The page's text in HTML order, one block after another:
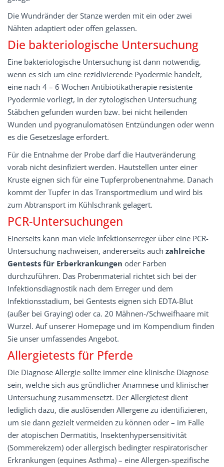
Die Wundränder der Stanze werden mit ein oder zwei
Nähten adaptiert oder offen gelassen.
Die bakteriologische Untersuchung
Eine bakteriologische Untersuchung ist dann notwendig,
wenn es sich um eine rezidivierende Pyodermie handelt,
eine nach 4 – 6 Wochen Antibiotikatherapie resistente
Pyodermie vorliegt, in der zytologischen Untersuchung
Stäbchen gefunden wurden bzw. bei nicht heilenden
Wunden und pyogranulomatösen Entzündungen oder wenn
es die Gesetzeslage erfordert.
Für die Entnahme der Probe darf die Hautveränderung
vorab nicht desinfiziert werden. Hautstellen unter einer
Kruste eignen sich für eine Tupferprobenentnahme. Danach
kommt der Tupfer in das Transportmedium und wird bis
zum Abtransport im Kühlschrank gelagert.
PCR-Untersuchungen
Einerseits kann man viele Infektionserreger über eine PCR-
Untersuchung nachweisen, andererseits auch zahlreiche
Gentests für Erberkrankungen oder Farben
durchzuführen. Das Probenmaterial richtet sich bei der
Infektionsdiagnostik nach dem Erreger und dem
Infektionsstadium, bei Gentests eignen sich EDTA-Blut
(außer bei Graying) oder ca. 20 Mähnen-/Schweifhaare mit
Wurzel. Auf unserer Homepage und im Kompendium finden
Sie unser umfassendes Angebot.
Allergietests für Pferde
Die Diagnose Allergie sollte immer eine klinische Diagnose
sein, welche sich aus gründlicher Anamnese und klinischer
Untersuchung zusammensetzt. Der Allergietest dient
lediglich dazu, die auslösenden Allergene zu identifizieren,
um sie dann gezielt vermeiden zu können oder – im Falle
der atopischen Dermatitis, Insektenhypersensitivität
(Sommerekzem) oder allergisch bedingter respiratorischer
Erkrankungen (equines Asthma) – eine Allergen-spezifische